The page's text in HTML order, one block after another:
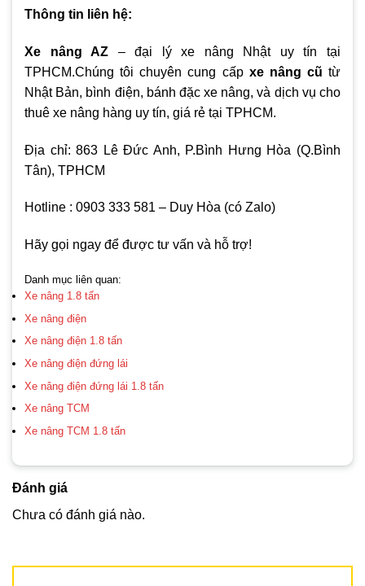
Thông tin liên hệ:
Xe nâng AZ – đại lý xe nâng Nhật uy tín tại
TPHCM.Chúng tôi chuyên cung cấp xe nâng cũ từ
Nhật Bản, bình điện, bánh đặc xe nâng, và dịch vụ cho
thuê xe nâng hàng uy tín, giá rẻ tại TPHCM.
Địa chỉ: 863 Lê Đức Anh, P.Bình Hưng Hòa (Q.Bình
Tân), TPHCM
Hotline : 0903 333 581 – Duy Hòa (có Zalo)
Hãy gọi ngay để được tư vấn và hỗ trợ!
Danh mục liên quan:
Xe nâng 1.8 tấn
Xe nâng điện
Xe nâng điện 1.8 tấn
Xe nâng điện đứng lái
Xe nâng điện đứng lái 1.8 tấn
Xe nâng TCM
Xe nâng TCM 1.8 tấn
Đánh giá
Chưa có đánh giá nào.